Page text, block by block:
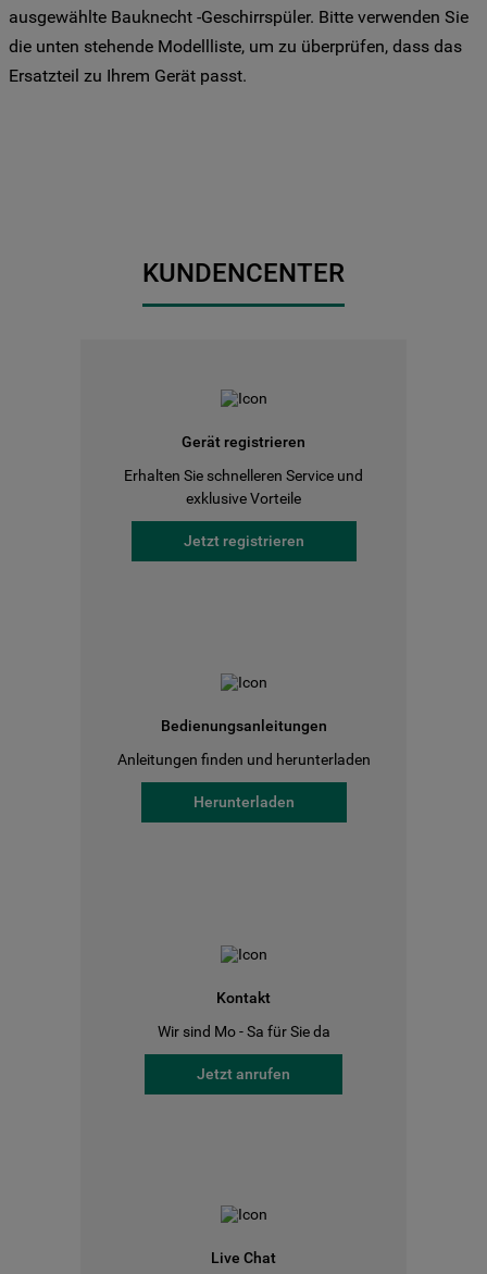
ausgewählte Bauknecht -Geschirrspüler. Bitte verwenden Sie
die unten stehende Modellliste, um zu überprüfen, dass das
Ersatzteil zu Ihrem Gerät passt.
KUNDENCENTER
Gerät registrieren
Erhalten Sie schnelleren Service und
exklusive Vorteile
Jetzt registrieren
Bedienungsanleitungen
Anleitungen finden und herunterladen
Herunterladen
Kontakt
Wir sind Mo - Sa für Sie da
Jetzt anrufen
Live Chat